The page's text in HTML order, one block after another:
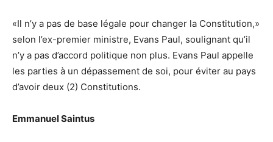
«Il n’y a pas de base légale pour changer la Constitution,»
selon l’ex-premier ministre, Evans Paul, soulignant qu’il
n’y a pas d’accord politique non plus. Evans Paul appelle
les parties à un dépassement de soi, pour éviter au pays
d’avoir deux (2) Constitutions.
Emmanuel Saintus